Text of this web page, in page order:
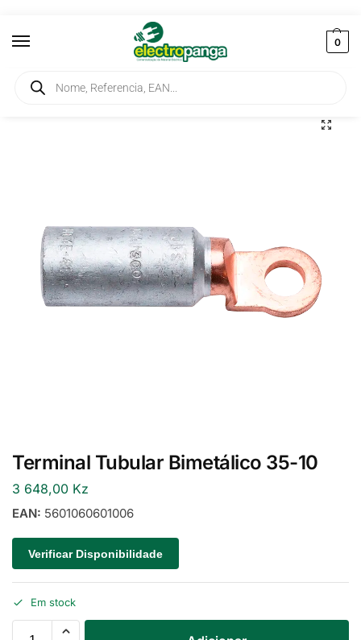
0
Início / Elementos de Ligação / Terminais
Terminal Tubular Bimetálico 35-10
3 648,00 Kz
EAN: 5601060601006
Verificar Disponibilidade
Em stock